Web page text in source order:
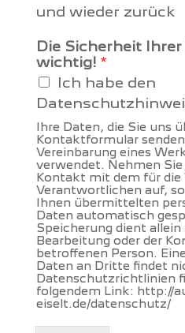
und wieder zurück
Die Sicherheit
wichtig! *
Ich habe den
Ihre Daten, die Sie uns
Kontaktformular
Vereinbarung eines
verwendet. Nehmen Sie
Kontakt mit dem für die
Verantwortlichen auf,
Ihnen übermittelten
Daten automatisch
Speicherung dient
Bearbeitung oder der
betroffenen Person.
Daten an Dritte findet
Datenschutzrichtlinien
folgendem Link: http://
eiselt.de/datenschutz/